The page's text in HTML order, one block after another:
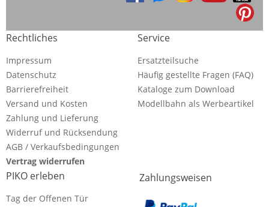
Rechtliches
Impressum
Datenschutz
Barrierefreiheit
Versand und Kosten
Zahlung und Lieferung
Widerruf und Rücksendung
AGB / Verkaufsbedingungen
Vertrag widerrufen
Service
Ersatzteilsuche
Häufig gestellte Fragen (FAQ)
Kataloge zum Download
Modellbahn als Werbeartikel
PIKO erleben
Tag der Offenen Tür
Zahlungsweisen